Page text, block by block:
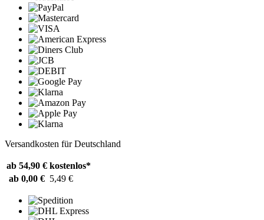
Versandkosten für Deutschland
ab 54,90 € kostenlos*
ab 0,00 € 5,49 €